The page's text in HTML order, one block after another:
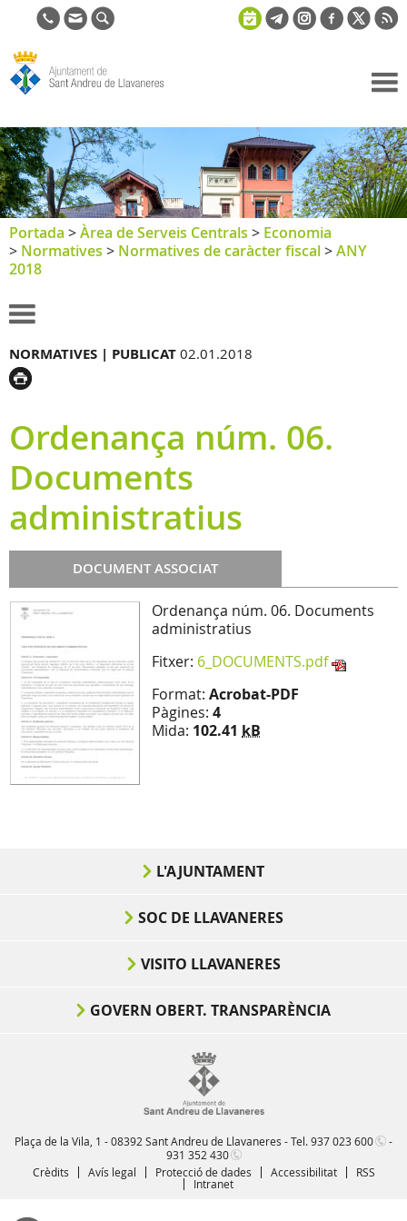
de Sant
Andreu de
Llavaneres
Portada >Àrea de Serveis Centrals > Economia
> Normatives > Normatives de caràcter fiscal>ANY
2018
NORMATIVES | PUBLICAT 02.01.2018
Ordenança núm. 06.
Documents
administratius
DOCUMENT ASSOCIAT
Ordenança núm. 06. Documents
administratius
Fitxer: 6_DOCUMENTS.pdf
Format: Acrobat-PDF
Pàgines: 4
Mida: 102.41 kB
L'AJUNTAMENT
SOC DE LLAVANERES
VISITO LLAVANERES
GOVERN OBERT. TRANSPARÈNCIA
Plaça de la Vila, 1 - 08392 Sant Andreu de Llavaneres - Tel.937 023 600
-
931 352 430
Crèdits
Avís legal Protecció de dades Accessibilitat
RSS
Intranet